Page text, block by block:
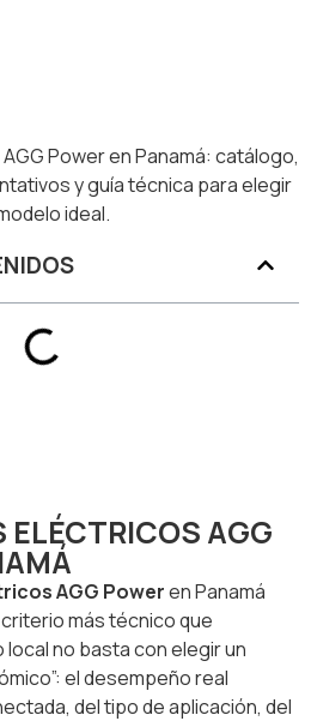
Power en Panamá: catálogo,
y guía técnica para elegir
ideal.
ELÉCTRICOS AGG
AGG Poweren Panamá
más técnico que
local no basta con elegir un
el desempeño real
del tipo de aplicación, del